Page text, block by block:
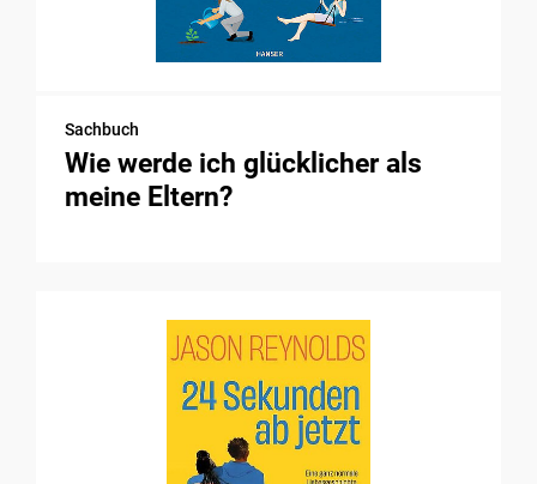
Sachbuch
Wie werde ich glücklicher als
meine Eltern?